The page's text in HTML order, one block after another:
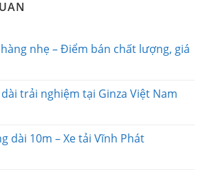
nhẹ – Điểm bán chất lượng, giá
trải nghiệm tại Ginza Việt Nam
dài 10m – Xe tải Vĩnh Phát